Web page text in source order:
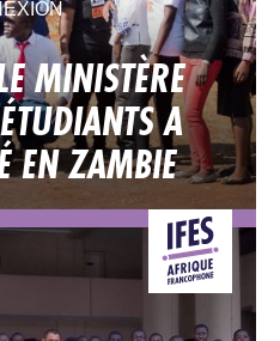
MINISTÈRE
A
EN ZAMBIE